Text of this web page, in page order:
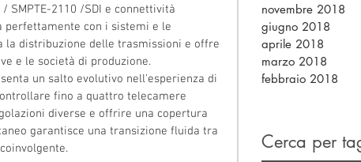
SMPTE-2110 /SDI e connettività
perfettamente con i sistemi e le
distribuzione delle trasmissioni e offre
e le società di produzione.
un salto evolutivo nell'esperienza di
fino a quattro telecamere
diverse e offrire una copertura
garantisce una transizione fluida tra
novembre 2018
giugno 2018
aprile 2018
marzo 2018
febbraio 2018
Cerca per